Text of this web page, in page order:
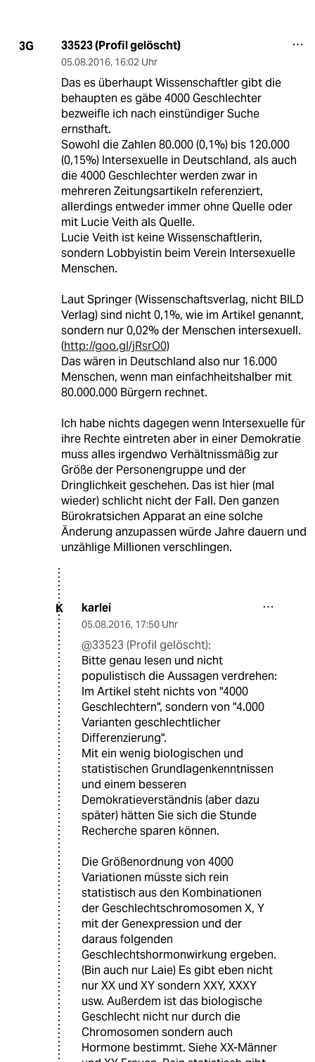
3G 33523 (Profil gelöscht)
05.08.2016, 16:02 Uhr
Das es überhaupt Wissenschaftler gibt die
behaupten es gäbe 4000 Geschlechter
bezweifle ich nach einstündiger Suche
ernsthaft.
Sowohl die Zahlen 80.000 (0,1%) bis 120.000
(0,15%) Intersexuelle in Deutschland, als auch
die 4000 Geschlechter werden zwar in
mehreren Zeitungsartikeln referenziert,
allerdings entweder immer ohne Quelle oder
mit Lucie Veith als Quelle.
Lucie Veith ist keine Wissenschaftlerin,
sondern Lobbyistin beim Verein Intersexuelle
Menschen.
Laut Springer (Wissenschaftsverlag, nicht BILD
Verlag) sind nicht 0,1%, wie im Artikel genannt,
sondern nur 0,02% der Menschen intersexuell.
(http://goo.gl/jRsrO0)
Das wären in Deutschland also nur 16.000
Menschen, wenn man einfachheitshalber mit
80.000.000 Bürgern rechnet.
Ich habe nichts dagegen wenn Intersexuelle für
ihre Rechte eintreten aber in einer Demokratie
muss alles irgendwo Verhältnissmäßig zur
Größe der Personengruppe und der
Dringlichkeit geschehen. Das ist hier (mal
wieder) schlicht nicht der Fall. Den ganzen
Bürokratsichen Apparat an eine solche
Änderung anzupassen würde Jahre dauern und
unzählige Millionen verschlingen.
K karlei
05.08.2016, 17:50 Uhr
@33523 (Profil gelöscht):
Bitte genau lesen und nicht
populistisch die Aussagen verdrehen:
Im Artikel steht nichts von "4000
Geschlechtern", sondern von "4.000
Varianten geschlechtlicher
Differenzierung".
Mit ein wenig biologischen und
statistischen Grundlagenkenntnissen
und einem besseren
Demokratieverständnis (aber dazu
später) hätten Sie sich die Stunde
Recherche sparen können.
Die Größenordnung von 4000
Variationen müsste sich rein
statistisch aus den Kombinationen
der Geschlechtschromosomen X, Y
mit der Genexpression und der
daraus folgenden
Geschlechtshormonwirkung ergeben.
(Bin auch nur Laie) Es gibt eben nicht
nur XX und XY sondern XXY, XXXY
usw. Außerdem ist das biologische
Geschlecht nicht nur durch die
Chromosomen sondern auch
Hormone bestimmt. Siehe XX-Männer